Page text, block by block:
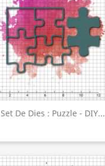
Set De Dies : Puzzle - DIY...